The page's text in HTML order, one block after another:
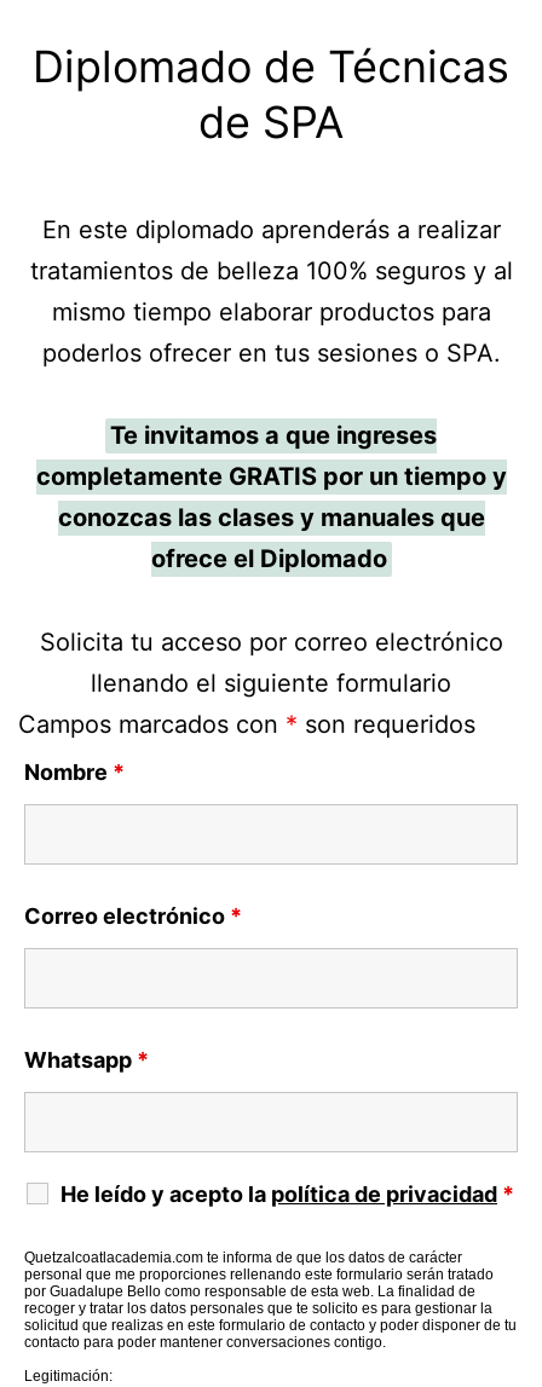
Diplomado de Técnicas
de SPA
En este diplomado aprenderás a realizar
tratamientos de belleza 100% seguros y al
mismo tiempo elaborar productos para
poderlos ofrecer en tus sesiones o SPA.
Te invitamos a que ingreses
completamente GRATIS por un tiempo y
conozcas las clases y manuales que
ofrece el Diplomado
Solicita tu acceso por correo electrónico
llenando el siguiente formulario
Campos marcados con * son requeridos
Nombre *
Correo electrónico *
Whatsapp *
He leído y acepto la política de privacidad *
Quetzalcoatlacademia.com te informa de que los datos de carácter
personal que me proporciones rellenando este formulario serán tratado
por Guadalupe Bello como responsable de esta web. La finalidad de
recoger y tratar los datos personales que te solicito es para gestionar la
solicitud que realizas en este formulario de contacto y poder disponer de tu
contacto para poder mantener conversaciones contigo.
Legitimación: